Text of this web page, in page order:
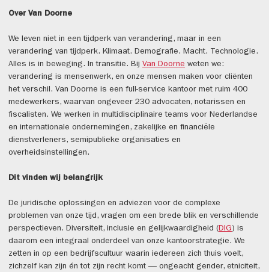
Over Van Doorne
We leven niet in een tijdperk van verandering, maar in een
verandering van tijdperk. Klimaat. Demografie. Macht. Technologie.
Alles is in beweging. In transitie. Bij Van Doorne weten we:
verandering is mensenwerk, en onze mensen maken voor cliënten
het verschil. Van Doorne is een full-service kantoor met ruim 400
medewerkers, waarvan ongeveer 230 advocaten, notarissen en
fiscalisten. We werken in multidisciplinaire teams voor Nederlandse
en internationale ondernemingen, zakelijke en financiële
dienstverleners, semipublieke organisaties en
overheidsinstellingen.
Dit vinden wij belangrijk
De juridische oplossingen en adviezen voor de complexe
problemen van onze tijd, vragen om een brede blik en verschillende
perspectieven. Diversiteit, inclusie en gelijkwaardigheid (DIG) is
daarom een integraal onderdeel van onze kantoorstrategie. We
zetten in op een bedrijfscultuur waarin iedereen zich thuis voelt,
zichzelf kan zijn én tot zijn recht komt — ongeacht gender, etniciteit,